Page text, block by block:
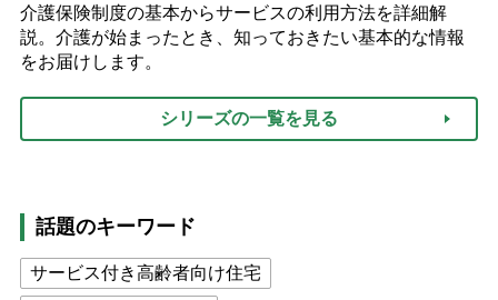
介護保険制度の基本からサービスの利用方法を詳細解
説。介護が始まったとき、知っておきたい基本的な情報
をお届けします。
シリーズの一覧を見る
話題のキーワード
サービス付き高齢者向け住宅